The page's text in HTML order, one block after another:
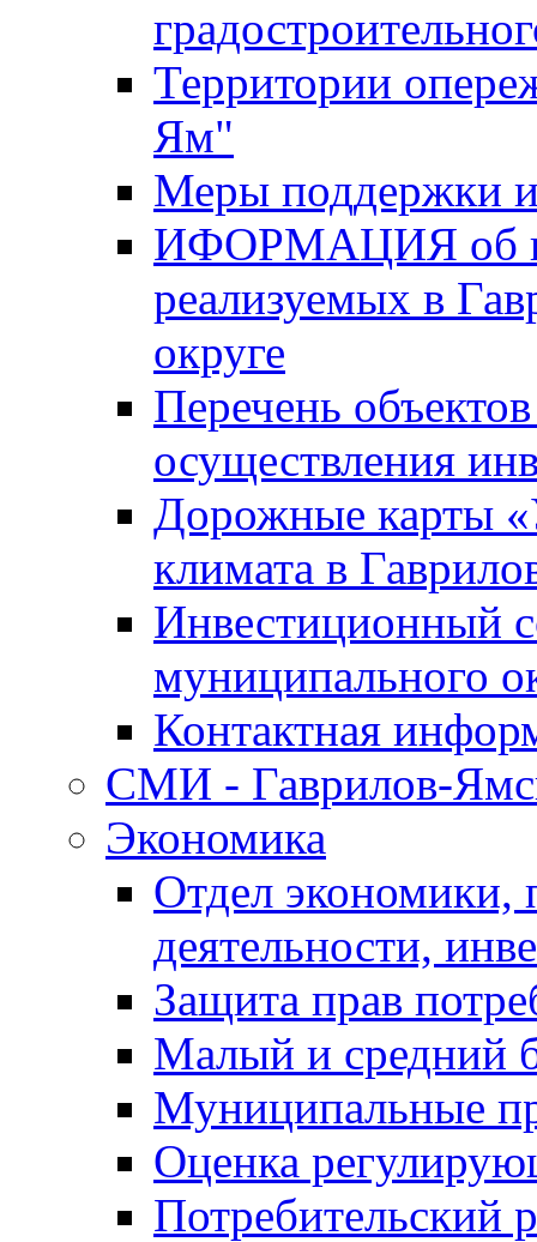
Территории
Ям"
Меры поддержки
ИФОРМАЦИЯ об
реализуемых в
округе
Перечень
осуществления
Дорожные карты
климата в
Инвестиционный
муниципального
Контактная
СМИ - Гаврилов-
Экономика
Отдел экономики,
деятельности,
Защита прав
Малый и средний
Муниципальные
Оценка
Потребительский